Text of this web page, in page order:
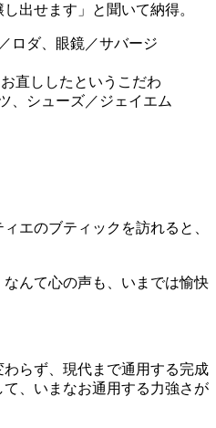
出せます」と聞いて納得。
直ししたというこだわ
、シューズ／ジェイエム
エのブティックを訪れると、
んて心の声も、いまでは愉快
らず、現代まで通用する完成
、いまなお通用する力強さが